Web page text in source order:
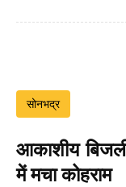
सोनभद्र
आकाशीय
में मचा कोहराम